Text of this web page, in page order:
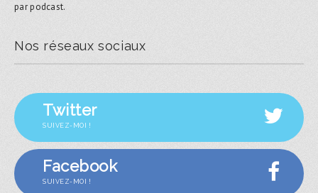
par podcast.
Nos réseaux sociaux
Twitter
SUIVEZ-MOI !
Facebook
SUIVEZ-MOI !